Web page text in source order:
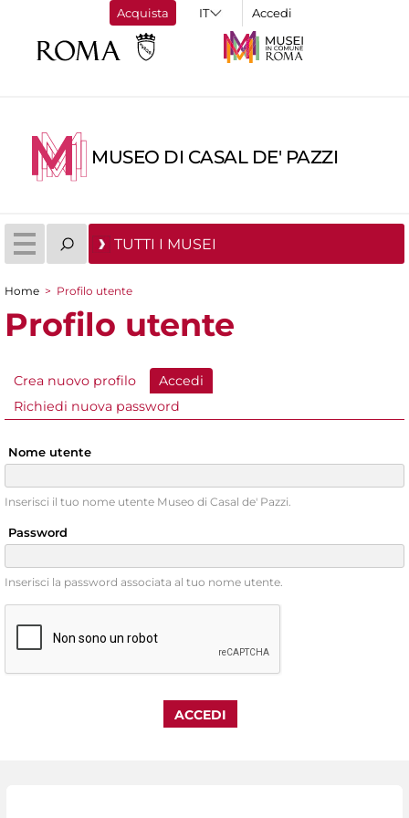
Acquista Accedi
MUSEO DI CASAL DE' PAZZI
TUTTI I MUSEI
Tu sei qui
Home > Profilo utente
Profilo utente
Schede primarie
Crea nuovo profilo Accedi
Richiedi nuova password
Nome utente
Inserisci il tuo nome utente Museo di Casal de' Pazzi.
Password
Inserisci la password associata al tuo nome utente.